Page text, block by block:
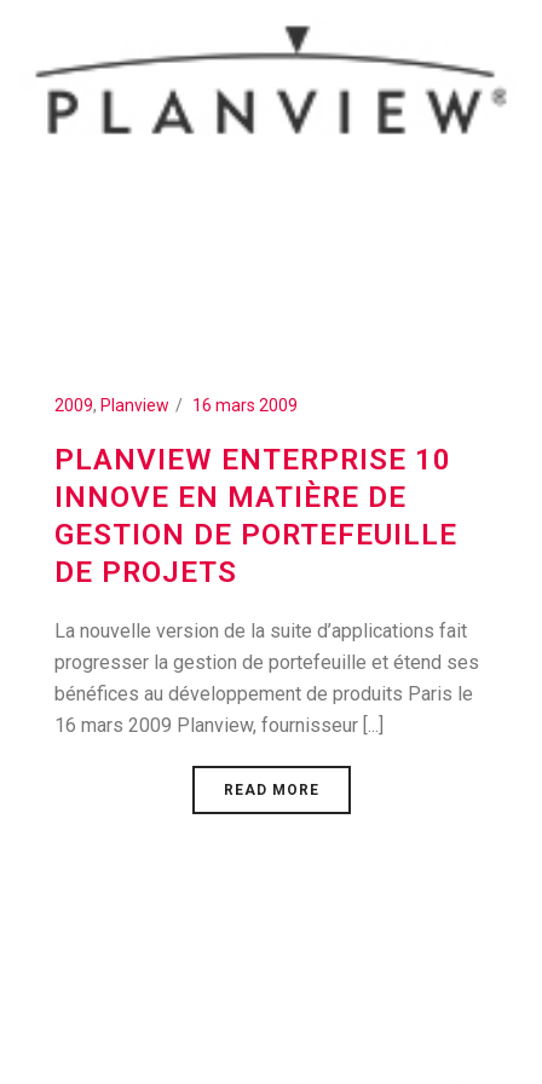
2009, Planview 16 mars 2009
PLANVIEW ENTERPRISE 10
INNOVE EN MATIÈRE DE
GESTION DE PORTEFEUILLE
DE PROJETS
La nouvelle version de la suite d’applications fait
progresser la gestion de portefeuille et étend ses
bénéfices au développement de produits Paris le
16 mars 2009 Planview, fournisseur [...]
READ MORE